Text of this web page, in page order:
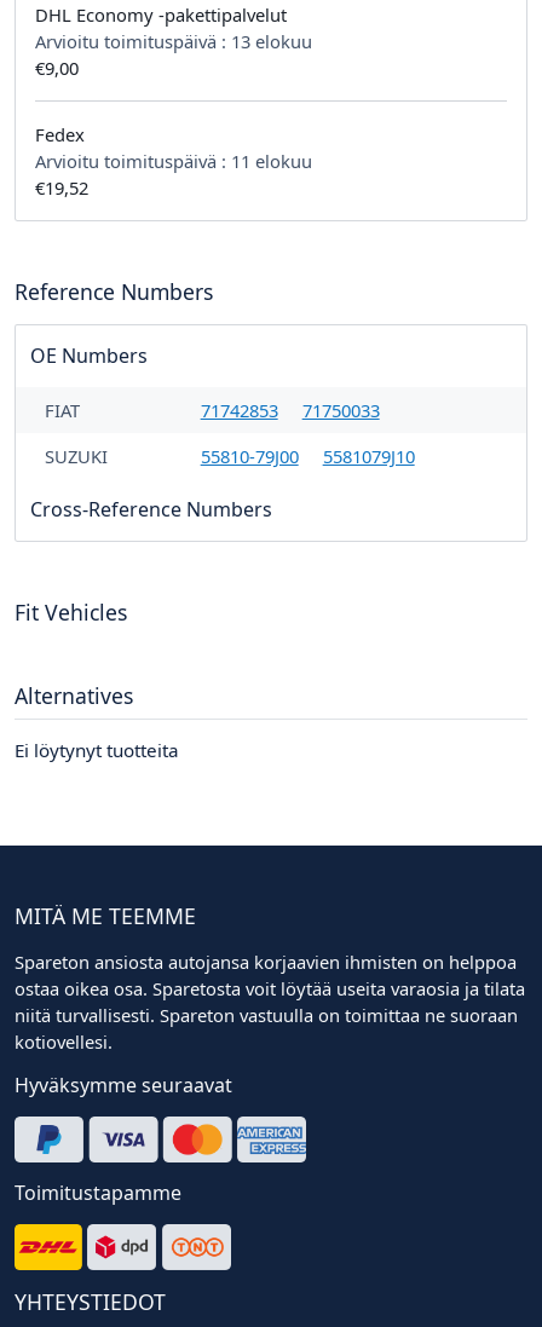
DHL Economy -pakettipalvelut
Arvioitu toimituspäivä : 13 elokuu
€9,00
Fedex
Arvioitu toimituspäivä : 11 elokuu
€19,52
Reference Numbers
OE Numbers
FIAT 71742853
71750033
SUZUKI
55810-79J00 5581079J10
Cross-Reference Numbers
Fit Vehicles
Alternatives
Ei löytynyt tuotteita
MITÄ ME TEEMME
Spareton ansiosta autojansa korjaavien ihmisten on helppoa
ostaa oikea osa. Sparetosta voit löytää useita varaosia ja tilata
niitä turvallisesti. Spareton vastuulla on toimittaa ne suoraan
kotiovellesi.
Hyväksymme seuraavat
Toimitustapamme
YHTEYSTIEDOT